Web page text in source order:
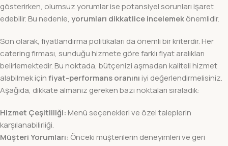
gösterirken, olumsuz yorumlar ise potansiyel sorunları işaret
edebilir. Bu nedenle, yorumları dikkatlice incelemekönemlidir.
Son olarak, fiyatlandırma politikaları da önemli bir kriterdir. Her
catering firması, sunduğu hizmete göre farklı fiyat aralıkları
belirlemektedir. Bu noktada, bütçenizi aşmadan kaliteli hizmet
alabilmek içinfiyat-performans oranını iyi değerlendirmelisiniz.
Aşağıda, dikkate almanız gereken bazı noktaları sıraladık:
Hizmet Çeşitliliği: Menü seçenekleri ve özel taleplerin
karşılanabilirliği.
Müşteri Yorumları: Önceki müşterilerin deneyimleri ve geri